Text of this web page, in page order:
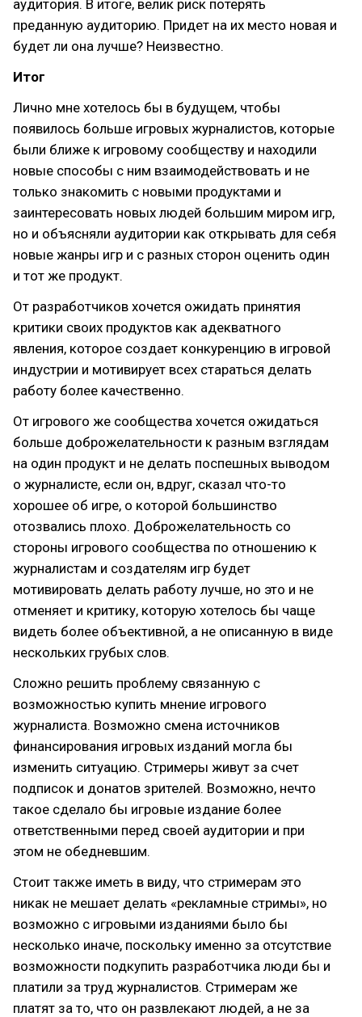
аудитория. В итоге, велик риск потерять
преданную аудиторию. Придет на их место новая и
будет ли она лучше? Неизвестно.
Итог
Лично мне хотелось бы в будущем, чтобы
появилось больше игровых журналистов, которые
были ближе к игровому сообществу и находили
новые способы с ним взаимодействовать и не
только знакомить с новыми продуктами и
заинтересовать новых людей большим миром игр,
но и объясняли аудитории как открывать для себя
новые жанры игр и с разных сторон оценить один
и тот же продукт.
От разработчиков хочется ожидать принятия
критики своих продуктов как адекватного
явления, которое создает конкуренцию в игровой
индустрии и мотивирует всех стараться делать
работу более качественно.
От игрового же сообщества хочется ожидаться
больше доброжелательности к разным взглядам
на один продукт и не делать поспешных выводом
о журналисте, если он, вдруг, сказал что-то
хорошее об игре, о которой большинство
отозвались плохо. Доброжелательность со
стороны игрового сообщества по отношению к
журналистам и создателям игр будет
мотивировать делать работу лучше, но это и не
отменяет и критику, которую хотелось бы чаще
видеть более объективной, а не описанную в виде
нескольких грубых слов.
Сложно решить проблему связанную с
возможностью купить мнение игрового
журналиста. Возможно смена источников
финансирования игровых изданий могла бы
изменить ситуацию. Стримеры живут за счет
подписок и донатов зрителей. Возможно, нечто
такое сделало бы игровые издание более
ответственными перед своей аудитории и при
этом не обедневшим.
Стоит также иметь в виду, что стримерам это
никак не мешает делать «рекламные стримы», но
возможно с игровыми изданиями было бы
несколько иначе, поскольку именно за отсутствие
возможности подкупить разработчика люди бы и
платили за труд журналистов. Стримерам же
платят за то, что он развлекают людей, а не за